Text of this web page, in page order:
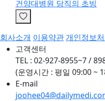
건양대병원 당직의 초빙
회사소개 이용약관 개인정보
고객센터
TEL : 02-927-8955~7 /
(운영시간 : 평일 09:00 ~
E-mail